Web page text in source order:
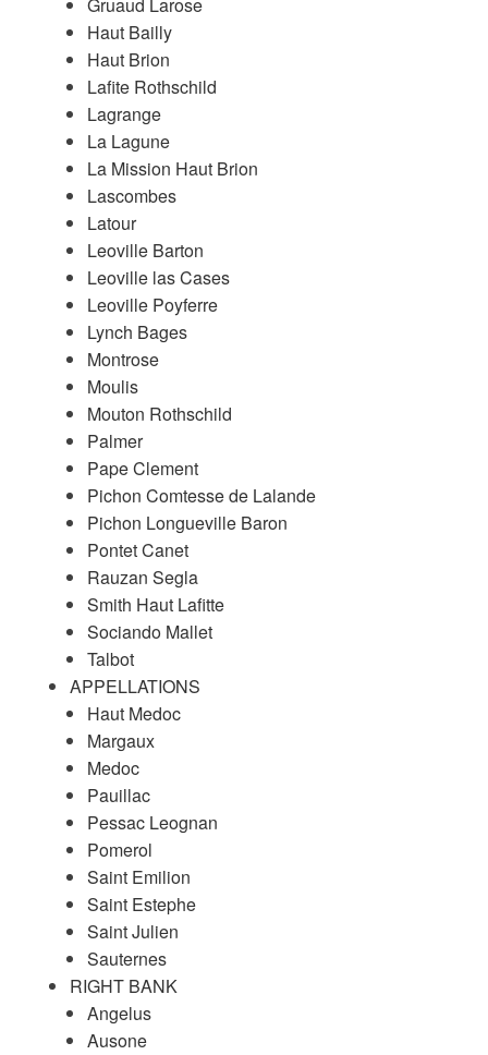
Haut Bailly
Haut Brion
Lafite Rothschild
Lagrange
La Lagune
La Mission Haut Brion
Lascombes
Latour
Leoville Barton
Leoville las Cases
Leoville Poyferre
Lynch Bages
Montrose
Moulis
Mouton Rothschild
Palmer
Pape Clement
Pichon Comtesse de Lalande
Pichon Longueville Baron
Pontet Canet
Rauzan Segla
Smith Haut Lafitte
Sociando Mallet
Talbot
APPELLATIONS
Haut Medoc
Margaux
Medoc
Pauillac
Pessac Leognan
Pomerol
Saint Emilion
Saint Estephe
Saint Julien
Sauternes
RIGHT BANK
Angelus
Ausone